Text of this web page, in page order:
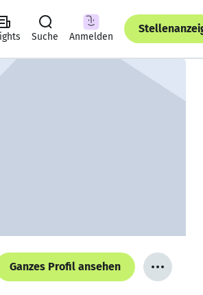
Suche Anmelden
Ganzes Profil ansehen